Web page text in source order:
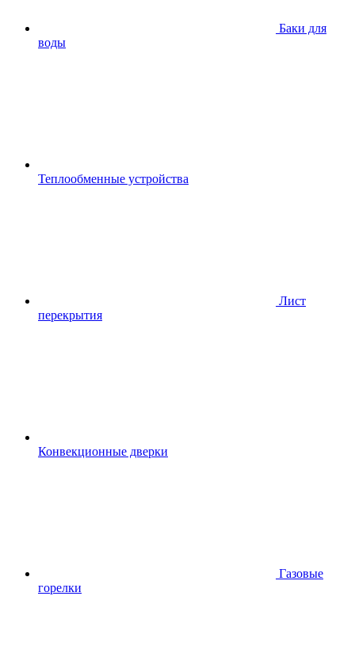
Баки для
воды
Теплообменные устройства
Лист
перекрытия
Конвекционные дверки
Газовые
горелки